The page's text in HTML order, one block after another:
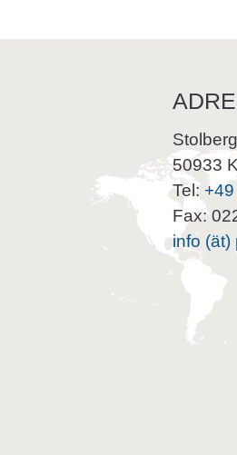
50933
Tel:
Fax:
info (ät)